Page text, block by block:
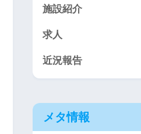
施設紹介
求人
近況報告
メタ情報